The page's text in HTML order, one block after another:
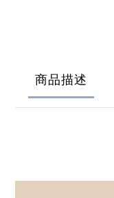
商品描述